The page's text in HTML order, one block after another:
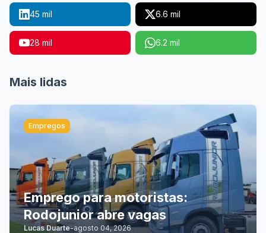
45 mil 6.6 mil
28 mil 6.2 mil
Mais lidas
Empregos
Emprego para motoristas:
Rodojunior abre vagas
Lucas Duarte-agosto 04, 2026